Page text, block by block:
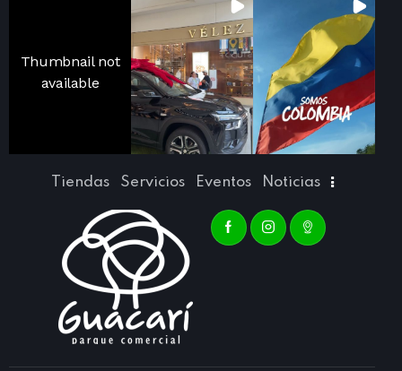
Thumbnail not
available
Tiendas Servicios Eventos Noticias